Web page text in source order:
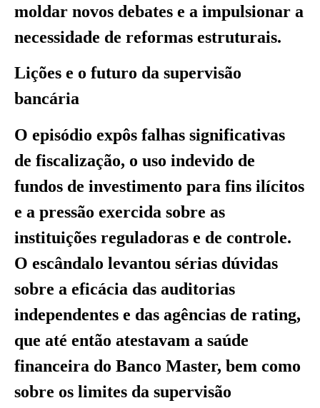
moldar novos debates e a impulsionar a
necessidade de reformas estruturais.
Lições e o futuro da supervisão
bancária
O episódio expôs falhas significativas
de fiscalização, o uso indevido de
fundos de investimento para fins ilícitos
e a pressão exercida sobre as
instituições reguladoras e de controle.
O escândalo levantou sérias dúvidas
sobre a eficácia das auditorias
independentes e das agências de rating,
que até então atestavam a saúde
financeira do Banco Master, bem como
sobre os limites da supervisão